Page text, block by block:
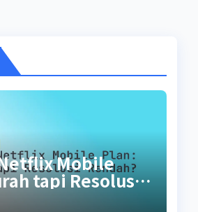
Mobile
tapi Resolusi